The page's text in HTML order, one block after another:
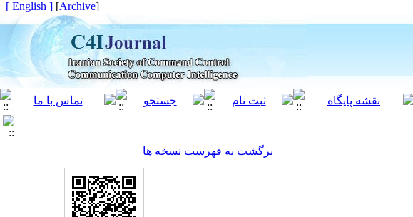
[
Archive
]
[ English ]
برگشت به فهرست نسخه ها